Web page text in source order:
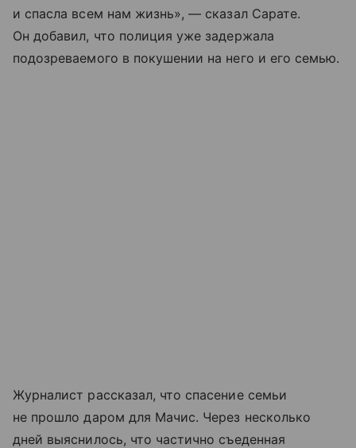
и спасла всем нам жизнь», — сказал Сарате.
Он добавил, что полиция уже задержала
подозреваемого в покушении на него и его семью.
Журналист рассказал, что спасение семьи
не прошло даром для Мачис. Через несколько
дней выяснилось, что частично съеденная